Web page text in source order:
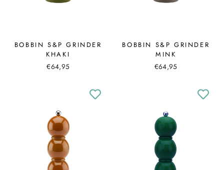
BOBBIN S&P GRINDER
KHAKI
€64,95
BOBBIN S&P GRINDER
MINK
€64,95